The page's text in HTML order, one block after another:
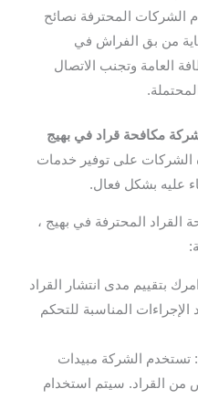
الشركات المحترفة نصائح
من بق الفراش في
العامة وتجنب الاتصال
مكافحة قراد في بهيج
الشركات على توفير خدمات
عليه بشكل فعال.
القراد المحترفة في بهيج ،
بتقييم مدى انتشار القراد
المناسبة للتحكم
تستخدم الشركة مبيدات
من القراد. سيتم استخدام